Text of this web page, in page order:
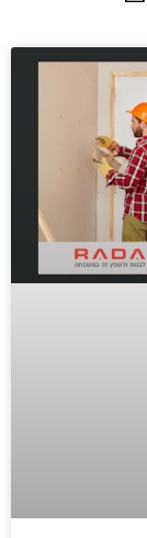
0:30